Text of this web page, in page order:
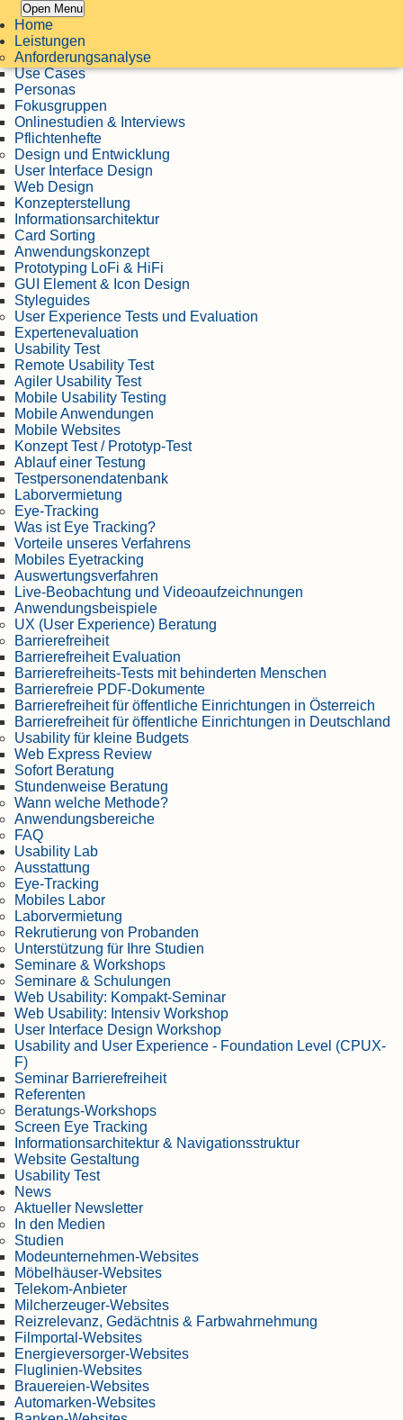
Open Menu
Home
Leistungen
Anforderungsanalyse
Use Cases
Personas
Fokusgruppen
Onlinestudien & Interviews
Pflichtenhefte
Design und Entwicklung
User Interface Design
Web Design
Konzepterstellung
Informationsarchitektur
Card Sorting
Anwendungskonzept
Prototyping LoFi & HiFi
GUI Element & Icon Design
Styleguides
User Experience Tests und Evaluation
Expertenevaluation
Usability Test
Remote Usability Test
Agiler Usability Test
Mobile Usability Testing
Mobile Anwendungen
Mobile Websites
Konzept Test / Prototyp-Test
Ablauf einer Testung
Testpersonendatenbank
Laborvermietung
Eye-Tracking
Was ist Eye Tracking?
Vorteile unseres Verfahrens
Mobiles Eyetracking
Auswertungsverfahren
Live-Beobachtung und Videoaufzeichnungen
Anwendungsbeispiele
UX (User Experience) Beratung
Barrierefreiheit
Barrierefreiheit Evaluation
Barrierefreiheits-Tests mit behinderten Menschen
Barrierefreie PDF-Dokumente
Barrierefreiheit für öffentliche Einrichtungen in Österreich
Barrierefreiheit für öffentliche Einrichtungen in Deutschland
Usability für kleine Budgets
Web Express Review
Sofort Beratung
Stundenweise Beratung
Wann welche Methode?
Anwendungsbereiche
FAQ
Usability Lab
Ausstattung
Eye-Tracking
Mobiles Labor
Laborvermietung
Rekrutierung von Probanden
Unterstützung für Ihre Studien
Seminare & Workshops
Seminare & Schulungen
Web Usability: Kompakt-Seminar
Web Usability: Intensiv Workshop
User Interface Design Workshop
Usability and User Experience - Foundation Level (CPUX-
F)
Seminar Barrierefreiheit
Referenten
Beratungs-Workshops
Screen Eye Tracking
Informationsarchitektur & Navigationsstruktur
Website Gestaltung
Usability Test
News
Aktueller Newsletter
In den Medien
Studien
Modeunternehmen-Websites
Möbelhäuser-Websites
Telekom-Anbieter
Milcherzeuger-Websites
Reizrelevanz, Gedächtnis & Farbwahrnehmung
Filmportal-Websites
Energieversorger-Websites
Fluglinien-Websites
Brauereien-Websites
Automarken-Websites